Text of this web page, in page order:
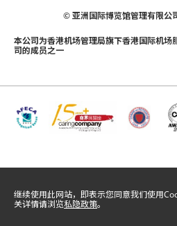
继续使用此网站，即表示您同意我们使用
关详情请浏览私隐政策。
© 亚洲国际博览馆管理有限公
本公司为香港机场管理局旗下香港国际机场
司的成员之一